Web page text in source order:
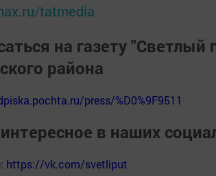
tatmedia
на газету "Светлый
района
press/%D0%9F9511
в наших
https://vk.com/svetliput